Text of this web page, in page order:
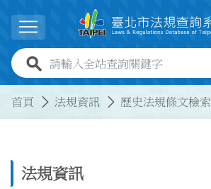
展開選單
全站查詢關鍵字欄位
首頁 法規資訊 歷史法規條文檢索
法規資訊